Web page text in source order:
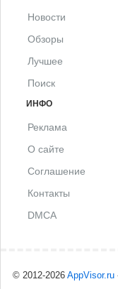
Новости
Обзоры
Лучшее
Поиск
ИНФО
Реклама
О сайте
Соглашение
Контакты
DMCA
© 2012-2026 AppVisor.ru